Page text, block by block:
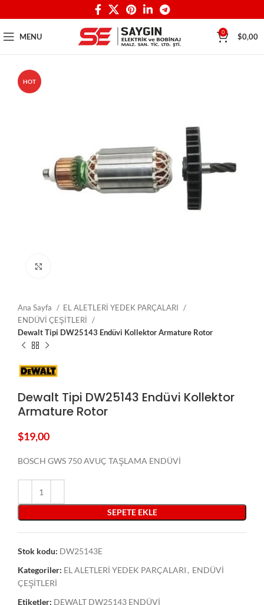
MENU 0 $0,00
HOT
Ana Sayfa
EL ALETLERİ YEDEK PARÇALARI
ENDÜVİ ÇEŞİTLERİ
Dewalt Tipi DW25143 Endüvi Kollektor Armature Rotor
Dewalt Tipi DW25143 Endüvi Kollektor
Armature Rotor
$19,00
BOSCH GWS 750 AVUÇ TAŞLAMA ENDÜVİ
SEPETE EKLE
Stok kodu: DW25143E
Kategoriler: EL ALETLERİ YEDEK PARÇALARI , ENDÜVİ
ÇEŞİTLERİ
Etiketler: DEWALT DW25143 ENDÜVİ